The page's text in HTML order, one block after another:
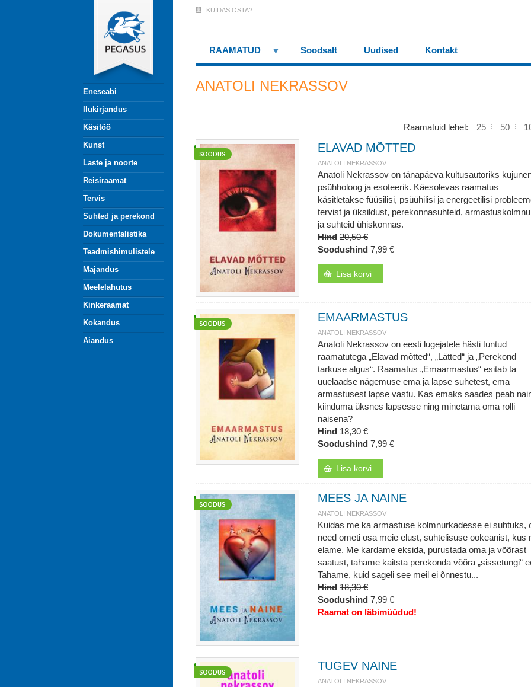
Eneseabi
Ilukirjandus
Käsitöö
Kunst
Laste ja noorte
Reisiraamat
Tervis
Suhted ja perekond
Dokumentalistika
Teadmishimulistele
Majandus
Meelelahutus
Kinkeraamat
Kokandus
Aiandus
Menu
(logged
KUIDAS OSTA?
RAAMATUD Soodsalt Uudised Kontakt
ANATOLI NEKRASSOV
Raamatuid lehel: 25 50
ELAVAD MÕTTED
ANATOLI NEKRASSOV
Anatoli Nekrassov on tänapäeva kultusautoriks
psühholoog ja esoteerik. Käesolevas raamatus
käsitletakse füüsilisi, psüühilisi ja energeetilisi
tervist ja üksildust, perekonnasuhteid,
ja suhteid ühiskonnas.
Hind 20,50 €
Soodushind 7,99 €
Lisa korvi
EMAARMASTUS
ANATOLI NEKRASSOV
Anatoli Nekrassov on eesti lugejatele hästi tuntud
raamatutega „Elavad mõtted“, „Lätted“ ja „Perekond –
tarkuse algus“. Raamatus „Emaarmastus“ esitab ta
uuelaadse nägemuse ema ja lapse suhetest, ema
armastusest lapse vastu. Kas emaks saades peab
kiinduma üksnes lapsesse ning minetama oma rolli
naisena?
Hind 18,30 €
Soodushind 7,99 €
Lisa korvi
MEES JA NAINE
ANATOLI NEKRASSOV
Kuidas me ka armastuse kolmnurkadesse ei suhtuks,
need ometi osa meie elust, suhtelisuse ookeanist, kus
elame. Me kardame eksida, purustada oma ja võõrast
saatust, tahame kaitsta perekonda võõra „sissetungi“
Tahame, kuid sageli see meil ei õnnestu...
Hind 18,30 €
Soodushind 7,99 €
Raamat on läbimüüdud!
TUGEV NAINE
ANATOLI NEKRASSOV